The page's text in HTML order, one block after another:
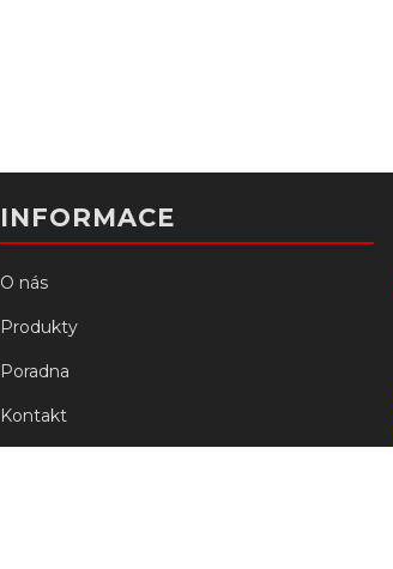
INFORMACE
O nás
Produkty
Poradna
Kontakt